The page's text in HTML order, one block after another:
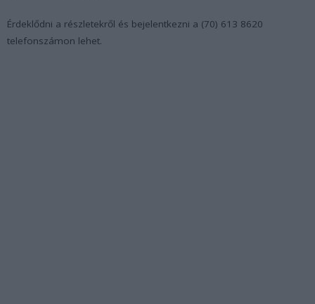
Érdeklődni a részletekről és bejelentkezni a (70) 613 8620
telefonszámon lehet.